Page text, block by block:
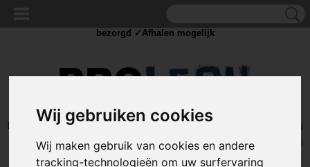
Wij gebruiken cookies
Wij maken gebruik van cookies en andere
tracking-technologieën om uw surfervaring
Inloggen Registreren
UW WINKELWAGEN
Geen producten
(0)
bezorgd ✓Afhalen mogelijk